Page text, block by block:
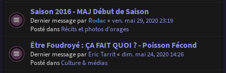
Saison 2016 - MAJ Début de Saison
Dernier message par Rodac« ven. mai 29, 2020 23:19
Posté dans Récits et photos d'orages
Être Foudroyé : ÇA FAIT QUOI ? - Poisson Fécond
Dernier message par Eric Tarrit« dim. mai 24, 2020 14:26
Posté dansCulture & médias